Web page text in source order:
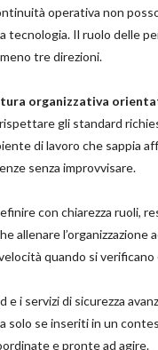
operativa non
tecnologia. Il ruolo delle
tre direzioni.
organizzativa
gli standard
di lavoro che sappia
senza improvvisare.
con chiarezza ruoli,
allenare l’organizzazione
quando si
e i servizi di sicurezza
solo se inseriti in un
e pronte ad agire.